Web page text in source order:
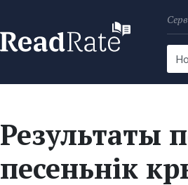
Результаты
песеньнік